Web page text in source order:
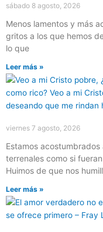
sábado 8 agosto, 2026
Menos lamentos y más
gritos a los que hemos
lo que
Leer más »
viernes 7 agosto, 2026
Estamos
terrenales como si
Huimos de que nos
Leer más »